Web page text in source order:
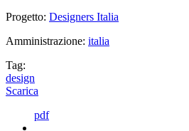
Progetto: Designers Italia
Amministrazione: italia
Tag:
design
Scarica
pdf